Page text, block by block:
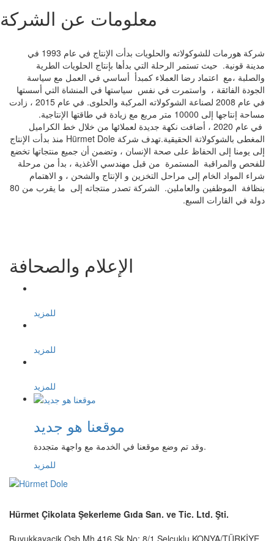
معلومات عن الشركة
شركة هورمات للشوكولاته والحلويات بدأت الإنتاج في عام 1993 في
مدينة قونية. حيث تستمر الرحلة التي بدأها بإنتاج الحلويات الطرية
والصلبة ،مع اعتماد رضا العملاء كمبدأ أساسي في العمل مع سياسة
الجودة الفائقة ، واستمرت في نفس سياستها في المنشاة التي أسستها
في عام 2008 لصناعة الشوكولاته المركبة والحلوى. في عام 2015 ، زادت
مساحة إنتاجها إلى 10000 متر مربع مع زيادة في طاقتها الإنتاجية.
في عام 2020 ، أضافت نكهة جديدة لعملائها من خلال خط الكراميل
المغطى بالشوكولاتة الحقيقية.تهدف شركة Hürmet Dole منذ بدأت الإنتاج
إلى يومنا إلى الحفاظ على صحة الإنسان ، وتضمن أن جميع منتجاتها تخضع
للفحص والمراقبة المستمرة من قبل مهندسي الأغذية ، بدأ من مرحلة
شراء المواد الخام إلى مراحل التخزين و الإنتاج والشحن ، و الاهتمام
بنظافة الموظفين والعاملين. الشركة تصدر منتجاته إلى ما يقرب من 80
دولة في القارات السبع.
الإعلام والصحافة
للمزيد
للمزيد
للمزيد
موقعنا هو جديد
وقد تم وضع موقعنا في الخدمة مع واجهة متجددة.
للمزيد
Hürmet Çikolata Şekerleme Gıda San. ve Tic. Ltd. Şti.